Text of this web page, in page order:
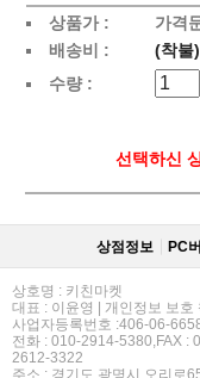
상품가 :
가격
배송비 :
(착불)
수량 :
선택하신
상점정보 PC
상호명 : 키친마켓
대표 : 이윤영 | 개인정보 보호
사업자등록번호 :406-06-
전화 : 010-2914-5380,FAX :
2612-3322
주소 : 경기도 광명시 오리로